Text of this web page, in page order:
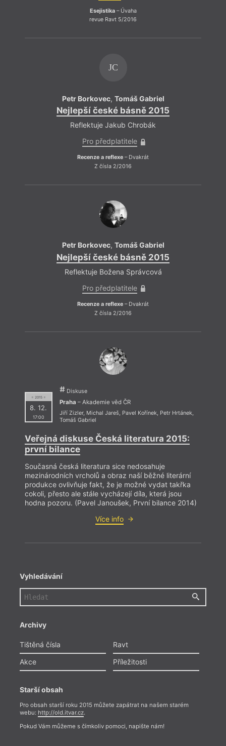
Esejistika– Úvaha
revue Ravt 5/2016
JC
Petr Borkovec, Tomáš Gabriel
Nejlepší české básně 2015
Reflektuje Jakub Chrobák
Pro předplatitele
Recenze a reflexe – Dvakrát
Z čísla 2/2016
Petr Borkovec, Tomáš Gabriel
Nejlepší české básně 2015
Reflektuje Božena Správcová
Pro předplatitele
Recenze a reflexe – Dvakrát
Z čísla 2/2016
= 2015 =
8. 12.
17:00
Diskuse
Praha – Akademie věd ČR
Jiří Zizler, Michal Jareš, Pavel Kořínek, Petr Hrtánek,
Tomáš Gabriel
Veřejná diskuse Česká literatura 2015:
první bilance
Současná česká literatura sice nedosahuje
mezinárodních vrcholů a obraz naší běžné literární
produkce ovlivňuje fakt, že je možné vydat takřka
cokoli, přesto ale stále vycházejí díla, která jsou
hodna pozoru. (Pavel Janoušek, První bilance 2014)
Více info
Vyhledávání
Archivy
Tištěná čísla
Ravt
Akce
Příležitosti
Starší obsah
Pro obsah starší roku 2015 můžete zapátrat na našem starém
webu: http://old.itvar.cz.
Pokud Vám můžeme s čímkoliv pomoci, napište nám!